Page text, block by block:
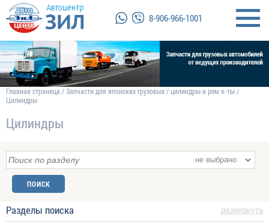
8-906-966-1001
Главная страница /Запчасти для японских грузовых/цилиндры и рем к-ты/
Цилиндры
Цилиндры
развернуть
Разделы поиска